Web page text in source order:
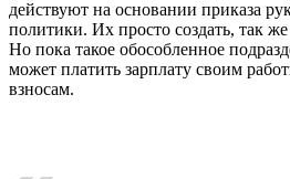
действуют на основании приказа
политики. Их просто создать, так
Но пока такое обособленное
может платить зарплату своим
взносам.